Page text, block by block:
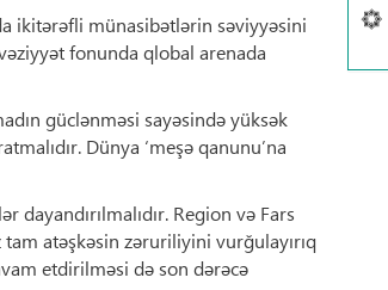
ikitərəfli münasibətlərin səviyyəsini
fonunda qlobal arenada
güclənməsi sayəsində yüksək
Dünya ‘meşə qanunu’na
dayandırılmalıdır. Region və Fars
atəşkəsin zəruriliyini vurğulayırıq
etdirilməsi də son dərəcə